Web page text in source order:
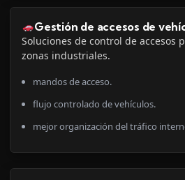
Gestión de accesos de
Soluciones de control de accesos
zonas industriales.
mandos de acceso.
flujo controlado de vehículos.
mejor organización del tráfico